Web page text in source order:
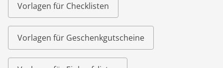
Vorlagen für Checklisten
Vorlagen für Geschenkgutscheine